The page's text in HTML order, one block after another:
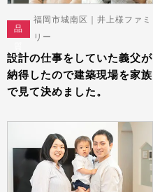
品
福岡市城南区｜井上様ファミ
リー
設計の仕事をしていた義父が
納得したので建築現場を家族
で見て決めました。